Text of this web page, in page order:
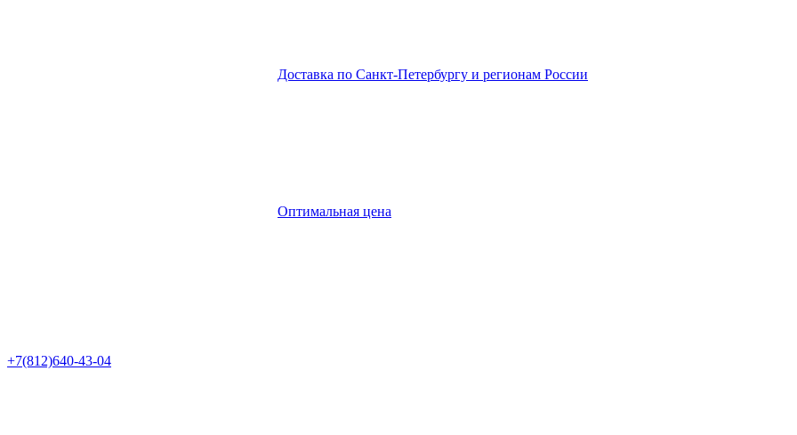
Доставка по Санкт-Петербургу и регионам России
Оптимальная цена
+7(812)640-43-04